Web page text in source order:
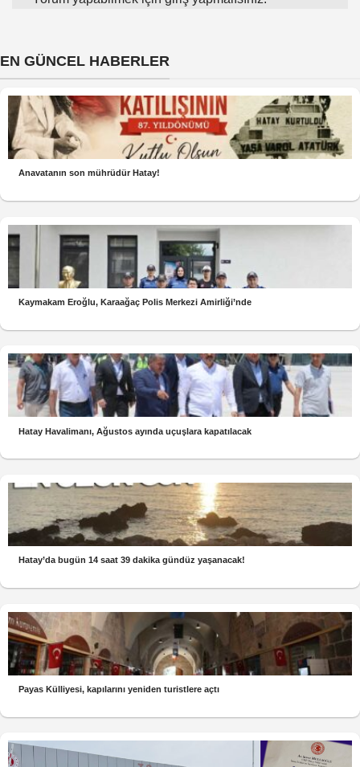
EN GÜNCEL HABERLER
Anavatanın son mührüdür Hatay!
Kaymakam Eroğlu, Karaağaç Polis Merkezi Amirliği’nde
Hatay Havalimanı, Ağustos ayında uçuşlara kapatılacak
Hatay’da bugün 14 saat 39 dakika gündüz yaşanacak!
Payas Külliyesi, kapılarını yeniden turistlere açtı